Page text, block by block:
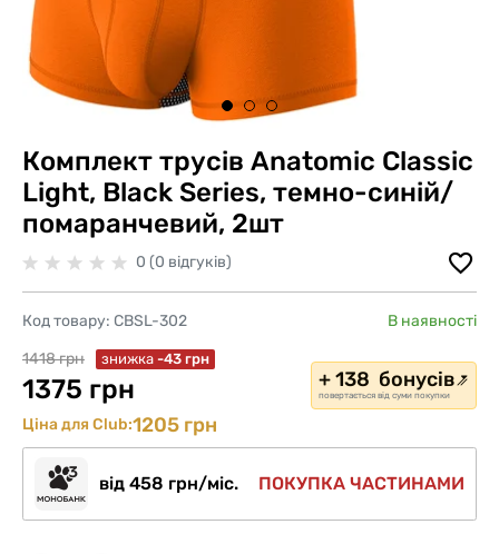
Комплект трусів Anatomic Classic
Light, Black Series, темно-синій/
помаранчевий, 2шт
0 (0 відгуків)
Код товару: CBSL-302
В наявності
1418 грн
знижка -43 грн
1375 грн + 138 бонусів
повертається від суми покупки
Ціна для Club:1205 грн
від 458 грн/міс. ПОКУПКА ЧАСТИНАМИ